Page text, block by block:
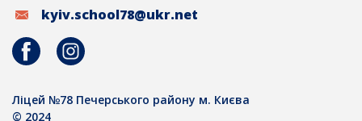
kyiv.school78@ukr.net
Ліцей №78 Печерського району м. Києва
© 2024